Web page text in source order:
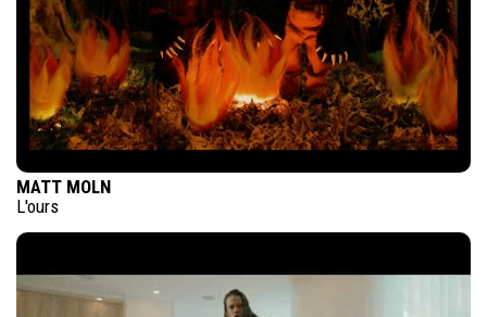
MATT MOLN
L'ours